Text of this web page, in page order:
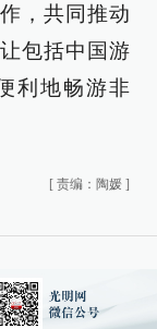
，共同推动
包括中国游
利地畅游非
[ 责编：陶媛 ]